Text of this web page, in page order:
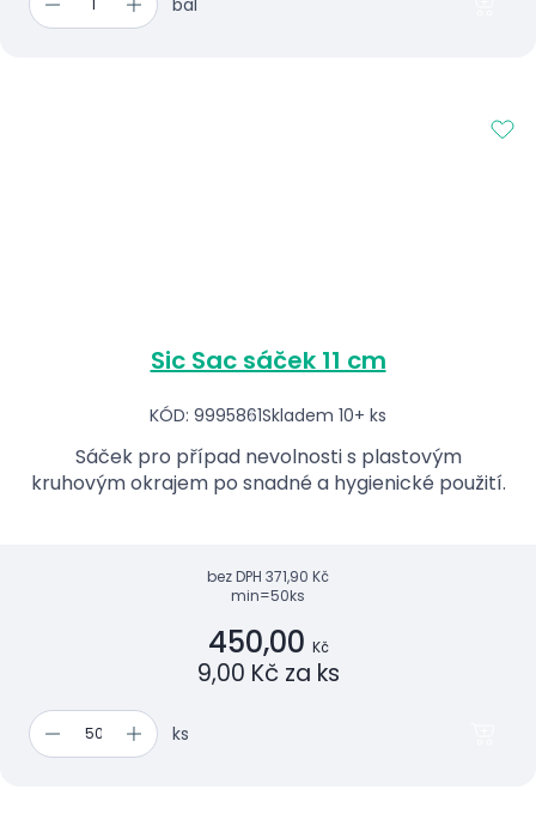
Sic Sac sáček 11 cm
KÓD: 9995861Skladem 10+ ks
Sáček pro případ nevolnosti s plastovým
kruhovým okrajem po snadné a hygienické použití.
bez DPH 371,90 Kč
min=50ks
450,00 Kč
9,00 Kč za ks
ks